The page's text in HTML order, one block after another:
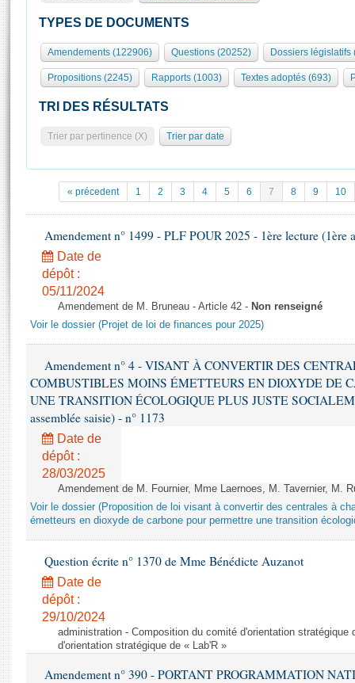
Présidence
577 députés
Groupes politiques
Séance publique
Commissions et autres organes
Europe et International
Pétitions
Projets de loi
Propositions de loi
Amendements
Textes adoptés
Rapports d'enquête
Rapports législatifs
Rapports sur l'application des lois
Baromètre de l’application des lois
Dossiers législatifs
Budget et sécurité sociale
Questions écrites et orales
Comptes rendus des débats
Rôle et pouvoirs de l'Assemblée
Organisation de l'Assemblée
Présidence Conférence des Présidents Bureau Collège des
Statistiques et chiffres clés
Documents de référence
( Constitution | Règlement de l'Assemblée ... )
Histoire
Juniors
Anciennes législatures
Liens vers les sites publics
Visiter l'Assemblée
Visite virtuelle du palais Bourbon
Assister à une séance
La Bibliothèque
Contacts et plan d'accès
Photos libres de droit
TYPES DE DOCUMENTS
Amendements (122906) Questions (20252) Dossiers législatifs
Propositions (2245) Rapports (1003) Textes adoptés (693)
TRI DES RÉSULTATS
Trier par pertinence (X) Trier par date
« précedent 1 2 3 4 5 6 7 8 9 10
Amendement n° 1499 - PLF POUR 2025 - 1ère lecture (1ère
Date de
dépôt :
05/11/2024
Amendement de M. Bruneau - Article 42 - Non renseigné
Voir le dossier (Projet de loi de finances pour 2025)
Amendement n° 4 - VISANT À CONVERTIR DES
COMBUSTIBLES MOINS ÉMETTEURS EN DIOXYDE DE
UNE TRANSITION ÉCOLOGIQUE PLUS JUSTE
assemblée saisie) - n° 1173
Date de
dépôt :
28/03/2025
Amendement de M. Fournier, Mme Laernoes, M. Tavernier, M.
Voir le dossier (Proposition de loi visant à convertir des centrales à
émetteurs en dioxyde de carbone pour permettre une transition
Question écrite n° 1370 de Mme Bénédicte Auzanot
Date de
dépôt :
29/10/2024
administration - Composition du comité d'orientation stratégique
d'orientation stratégique de « Lab'R »
Amendement n° 390 - PORTANT PROGRAMMATION